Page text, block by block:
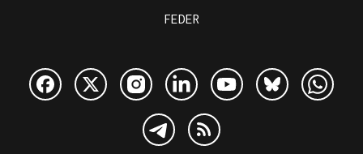
FEDER